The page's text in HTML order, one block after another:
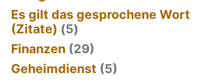
Es gilt das gesprochene Wort
(Zitate) (5)
Finanzen (29)
Geheimdienst (5)